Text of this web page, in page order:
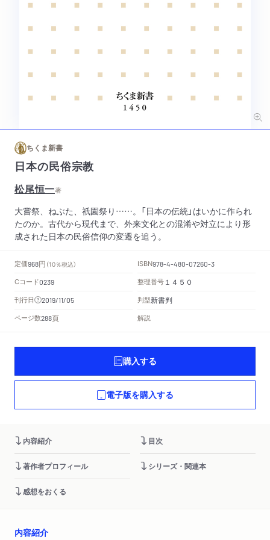
ちくま新書
日本の民俗宗教
松尾恒一著
大嘗祭、ねぶた、祇園祭り……。「日本の伝統」はいかに作られ
たのか。古代から現代まで、外来文化との混淆や対立により形
成された日本の民俗信仰の変遷を追う。
定価968円 （10％税込） ISBN978-4-480-07260-3
Cコード0239 整理番号 １４５０
刊行日 2019/11/05 判型新書判
ページ数288頁 解説
購入する
電子版を購入する
内容紹介 目次
著作者プロフィール シリーズ・関連本
感想をおくる
内容紹介